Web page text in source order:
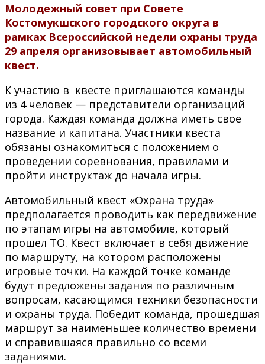
Молодежный совет при Совете
Костомукшского городского округа в
рамках Всероссийской недели охраны труда
29 апреля организовывает автомобильный
квест.
К участию в квесте приглашаются команды
из 4 человек — представители организаций
города. Каждая команда должна иметь свое
название и капитана. Участники квеста
обязаны ознакомиться с положением о
проведении соревнования, правилами и
пройти инструктаж до начала игры.
Автомобильный квест «Охрана труда»
предполагается проводить как передвижение
по этапам игры на автомобиле, который
прошел ТО. Квест включает в себя движение
по маршруту, на котором расположены
игровые точки. На каждой точке команде
будут предложены задания по различным
вопросам, касающимся техники безопасности
и охраны труда. Победит команда, прошедшая
маршрут за наименьшее количество времени
и справившаяся правильно со всеми
заданиями.